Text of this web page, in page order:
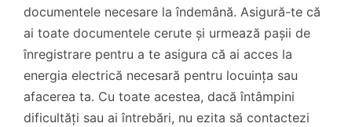
documentele necesare la îndemână. Asigură-te că
ai toate documentele cerute și urmează pașii de
înregistrare pentru a te asigura că ai acces la
energia electrică necesară pentru locuința sau
afacerea ta. Cu toate acestea, dacă întâmpini
dificultăți sau ai întrebări, nu ezita să contactezi